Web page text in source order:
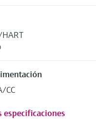
CC
especificaciones